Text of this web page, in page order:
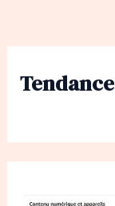
Tendance